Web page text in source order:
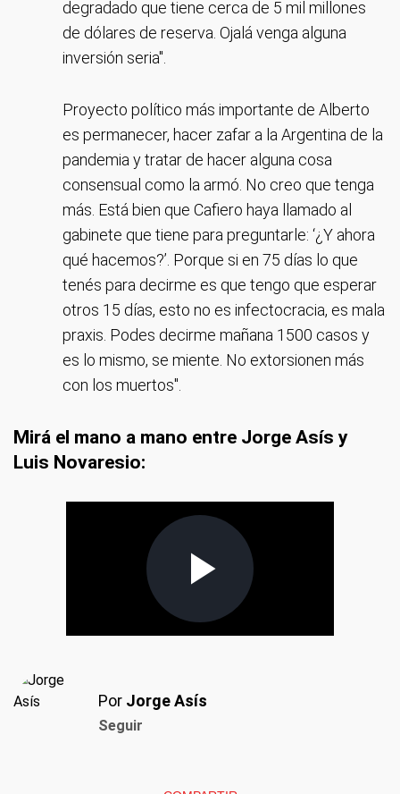
degradado que tiene cerca de 5 mil millones
de dólares de reserva. Ojalá venga alguna
inversión seria".
Proyecto político más importante de Alberto
es permanecer, hacer zafar a la Argentina de la
pandemia y tratar de hacer alguna cosa
consensual como la armó. No creo que tenga
más. Está bien que Cafiero haya llamado al
gabinete que tiene para preguntarle: ‘¿Y ahora
qué hacemos?’. Porque si en 75 días lo que
tenés para decirme es que tengo que esperar
otros 15 días, esto no es infectocracia, es mala
praxis. Podes decirme mañana 1500 casos y
es lo mismo, se miente. No extorsionen más
con los muertos".
Mirá el mano a mano entre Jorge Asís y
Luis Novaresio:
Por Jorge Asís
Seguir